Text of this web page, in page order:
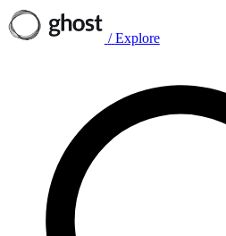
/ Explore